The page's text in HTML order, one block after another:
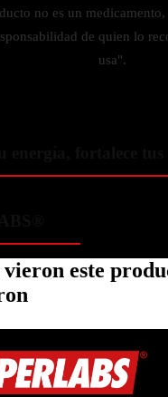
no es un
de quien lo
usa".
vieron este